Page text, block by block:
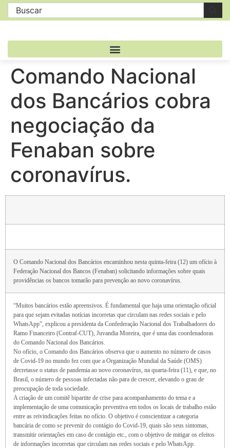
Comando Nacional
dos Bancários cobra
negociação da
Fenaban sobre
coronavírus.
O Comando Nacional dos Bancários encaminhou nesta quinta-feira (12) um ofício à
Federação Nacional dos Bancos (Fenaban) solicitando informações sobre quais
providências os bancos tomarão para prevenção ao novo coronavírus.
“Muitos bancários estão apreensivos. É fundamental que haja uma orientação oficial
para que sejam evitadas notícias incorretas que circulam nas redes sociais e pelo
WhatsApp”, explicou a presidenta da Confederação Nacional dos Trabalhadores do
Ramo Financeiro (Contraf-CUT), Juvandia Moreira, que é uma das coordenadoras
do Comando Nacional dos Bancários.
No ofício, o Comando dos Bancários observa que o aumento no número de casos
de Covid-19 no mundo fez com que a Organização Mundial da Saúde (OMS)
decretasse o status de pandemia ao novo coronavírus, na quarta-feira (11), e que, no
Brasil, o número de pessoas infectadas não para de crescer, elevando o grau de
preocupação de toda sociedade.
A criação de um comitê bipartite de crise para acompanhamento do tema e a
implementação de uma comunicação preventiva em todos os locais de trabalho estão
entre as reivindicações feitas no ofício. O objetivo é conscientizar a categoria
bancária de como se prevenir do contágio do Covid-19, quais são seus sintomas,
transmitir orientações em caso de contágio etc., com o objetivo de mitigar os efeitos
de informações incorretas que circulam nas redes sociais e pelo WhatsApp.